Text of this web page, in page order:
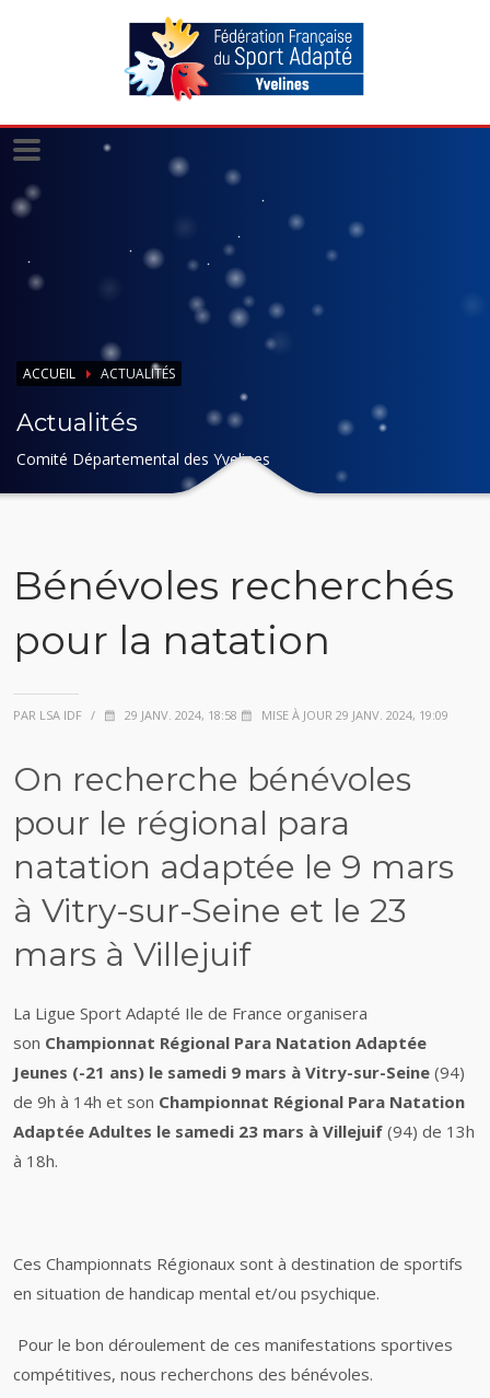
ACCUEIL ACTUALITÉS
Actualités
Comité Départemental des Yvelines
Bénévoles recherchés
pour la natation
PAR LSA IDF / 29 JANV. 2024, 18:58 MISE À JOUR 29 JANV. 2024, 19:09
On recherche bénévoles
pour le régional para
natation adaptée le 9 mars
à Vitry-sur-Seine et le 23
mars à Villejuif
La Ligue Sport Adapté Ile de France organisera
son Championnat Régional Para Natation Adaptée
Jeunes (-21 ans) le samedi 9 mars à Vitry-sur-Seine (94)
de 9h à 14h et son Championnat Régional Para Natation
Adaptée Adultes le samedi 23 mars à Villejuif (94) de 13h
à 18h.
Ces Championnats Régionaux sont à destination de sportifs
en situation de handicap mental et/ou psychique.
Pour le bon déroulement de ces manifestations sportives
compétitives, nous recherchons des bénévoles.
Panneau de gestion des cookies